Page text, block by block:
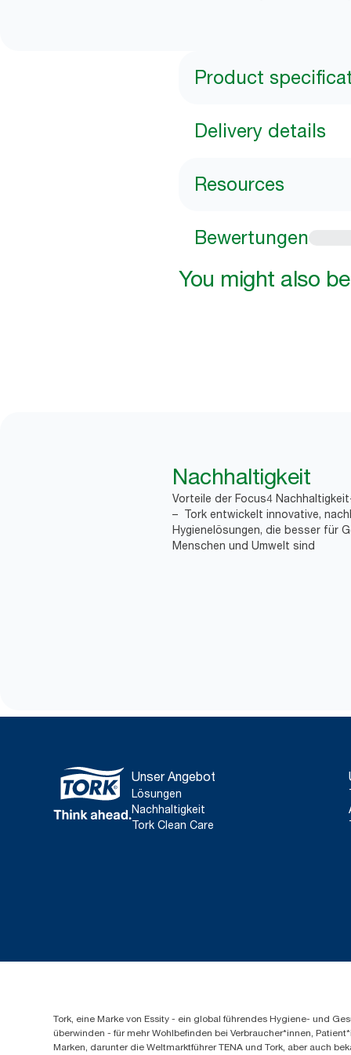
Product
Delivery details
Resources
Bewertungen
You might also
Nachhaltigkeit
Vorteile der Focus4
– Tork entwickelt innovative,
Hygienelösungen, die besser für
Menschen und Umwelt sind
Unser Angebot
Lösungen
Nachhaltigkeit
Tork Clean Care
Tork, eine Marke von Essity - ein global führendes Hygiene- und
überwinden - für mehr Wohlbefinden bei Verbraucher*innen,
Marken, darunter die Weltmarktführer TENA und Tork, aber auch